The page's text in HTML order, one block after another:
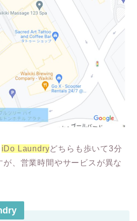
iDo Laundryどちらも歩いて3分
が、営業時間やサービスが異な